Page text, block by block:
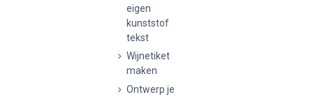
eigen
kunststof
tekst
Wijnetiket
maken
Ontwerp je